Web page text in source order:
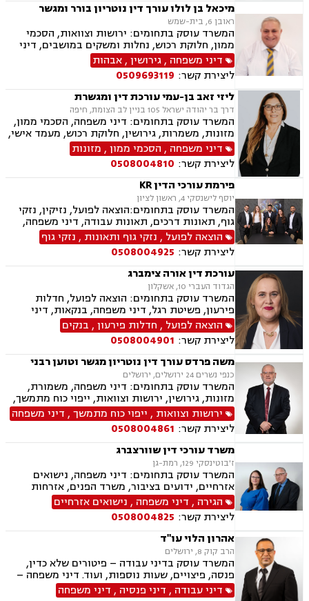
מיכאל בן לולו עורך דין נוטריון בורר ומגשר
ראובן 6, בית-שמש
המשרד עוסק בתחומים: ירושות וצוואות, הסכמי
ממון, חלוקת רכוש, נחלות ומשקים במושבים, דיני
מקרקעין, עסקאות מכר דירה, נדל"ן, רשות מקרקעי
ישראל, דיני משפחה, גירושין, מזונות, משמורת,
אלימות במשפחה, אבהות , גישור במשפחה, אומנה,
מעמד אישי, ניכור הורי
דיני משפחה ,גירושין,אבהות
ליצירת קשר: 0509693119
ליזי זאב בן-עמי עורכת דין ומגשרת
דרך בר יהודה ישראל 105 בניין לב הצומת, חיפה
המשרד עוסק בתחומים: דיני משפחה, הסכמי ממון,
מזונות, משמרות, גירושין, חלוקת רכוש, מעמד אישי,
זמני שהות, ירושות וצוואות, מקרקעין ונדל"ן, ליקויי
בניה, עסקאות מכר דירה, דיני ספורט, ייצוג שחקנים,
התאחדות קבוצות הכדורגל פיפ"א, גישור, בוררות,
אחריות מקצועית.
דיני משפחה , הסכמי ממון, מזונות
ליצירת קשר: 0508004810
פירמת עורכי הדין KR
יוסף לישנסקי 4, ראשון לציון
המשרד עוסק בתחומים:הוצאה לפועל, נזיקין, נזקי
גוף, תאונות דרכים, תאונות עבודה, דיני משפחה,
גירושין, ירושות וצוואות, הסכמי ממון, דין משמעתי,
מקרקעין ונדל"ן, עסקאות מכר דירה, גישור עסקי,
דיני חוזים, אובדן כושר עבודה, ביטוח לאומי, דיני
חברות, דיני עמותות.
הוצאה לפועל , נזקי גוף ותאונות , נזקי גוף
ליצירת קשר: 0508004925
עורכת דין אורה צימברג
הגדוד העברי 10, אשקלון
המשרד עוסק בתחומים: הוצאה לפועל, חדלות
פירעון, פשיטת רגל, דיני משפחה, בנקאות, דיני
חוזים ומסחר
הוצאה לפועל , חדלות פירעון, בנקים
ליצירת קשר: 0508004901
משה פרדס עורך דין נוטריון מגשר וטוען רבני
כנפי נשרים 24 ירושלים, ירושלים
המשרד עוסק בתחומים: דיני משפחה, משמורת,
מזונות, גירושין, ירושות וצוואות, ייפוי כוח מתמשך,
חלוקת רכוש, עסקאות מכר דירה, משפט אזרחי, טוען
רבני, גישור, נוטריון
ירושות וצוואות , ייפוי כוח מתמשך, דיני משפחה
ליצירת קשר: 0508004861
משרד עורכי דין שוורצברג
ז'בוטינסקי 129, רמת-גן
המשרד עוסק בתחומים: דיני משפחה, נישואים
אזרחיים, ידועים בציבור, משרד הפנים, אזרחות
ואשרות בישראל, הורות חד מינית, הסכמי ממון,
גירושין, אבהות , ירושות וצוואות, מומחים לדין הזר,
דיני חוזים, מסחר בינלאומי, אזרחי מסחרי, נוטריון
הגירה , דיני משפחה , נישואים אזרחיים
ליצירת קשר: 0508004825
אהרון הלוי עו"ד
הרב קוק 8, ירושלים
המשרד עוסק בדיני עבודה – פיטורים שלא כדין,
פנסה, פיצויים, שעות נוספות, ועוד. דיני משפחה –
גירושין, משמורת, הסדרי ראייה, מזונות, ועוד.
דיני עבודה , דיני פנסיה , דיני משפחה